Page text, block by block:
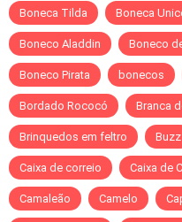
Boneca Tilda Boneca
Boneco Aladdin Boneco
Boneco Pirata bonecos
Bordado Rococó Branca
Brinquedos em feltro Buzz
Caixa de correio Caixa de
Camaleão Camelo